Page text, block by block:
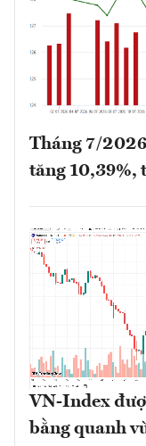
Tháng 7/
tăng 10,39%,
VN-Index
bằng quanh